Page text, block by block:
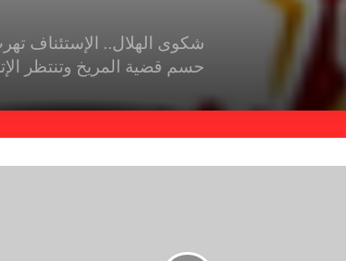
شكوى الهلال.. الإستئناف
حسم قضية المريخ وتنتظر
الهبوط والصعود
خطوة مريخية جديدة بشأن